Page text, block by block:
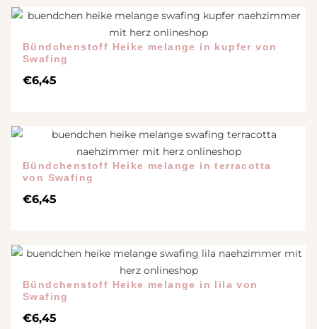
Bündchenstoff Heike melange in kupfer von
Swafing
€6,45
Bündchenstoff Heike melange in terracotta
von Swafing
€6,45
Bündchenstoff Heike melange in lila von
Swafing
€6,45